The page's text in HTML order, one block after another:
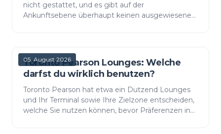
nicht gestattet, und es gibt auf der
Ankunftsebene überhaupt keinen ausgewiesenen
05. August 2026
Toronto Pearson Lounges: Welche
darfst du wirklich benutzen?
Toronto Pearson hat etwa ein Dutzend Lounges
und Ihr Terminal sowie Ihre Zielzone entscheiden,
welche Sie nutzen können, bevor Präferenzen ins